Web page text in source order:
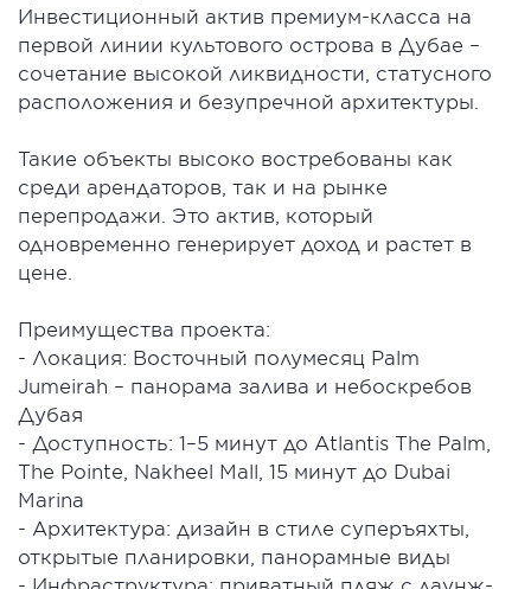
Инвестиционный актив премиум-класса на
первой линии культового острова в Дубае –
сочетание высокой ликвидности, статусного
расположения и безупречной архитектуры.
Такие объекты высоко востребованы как
среди арендаторов, так и на рынке
перепродажи. Это актив, который
одновременно генерирует доход и растет в
цене.
Преимущества проекта:
- Локация: Восточный полумесяц Palm
Jumeirah – панорама залива и небоскребов
Дубая
- Доступность: 1–5 минут до Atlantis The Palm,
The Pointe, Nakheel Mall, 15 минут до Dubai
Marina
- Архитектура: дизайн в стиле суперъяхты,
открытые планировки, панорамные виды
- Инфраструктура: приватный пляж с лаунж-